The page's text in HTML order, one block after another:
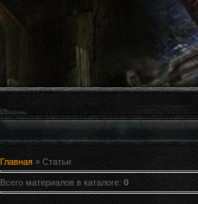
Главная» Статьи
Всего материалов в каталоге: 0